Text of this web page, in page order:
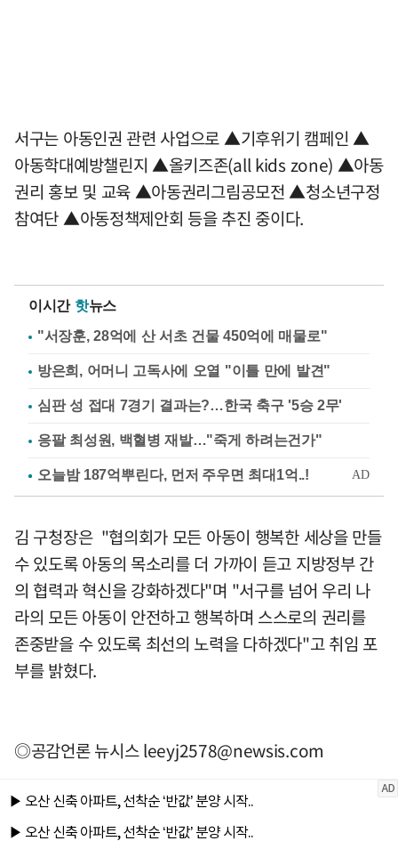
서구는 아동인권 관련 사업으로 ▲기후위기 캠페인 ▲
아동학대예방챌린지 ▲올키즈존(all kids zone) ▲아동
권리 홍보 및 교육 ▲아동권리그림공모전 ▲청소년구정
참여단 ▲아동정책제안회 등을 추진 중이다.
이시간 핫뉴스
"서장훈, 28억에 산 서초 건물 450억에 매물로"
방은희, 어머니 고독사에 오열 "이틀 만에 발견"
심판 성 접대 7경기 결과는?…한국 축구 '5승 2무'
응팔 최성원, 백혈병 재발…"죽게 하려는건가"
김 구청장은 "협의회가 모든 아동이 행복한 세상을 만들
수 있도록 아동의 목소리를 더 가까이 듣고 지방정부 간
의 협력과 혁신을 강화하겠다"며 "서구를 넘어 우리 나
라의 모든 아동이 안전하고 행복하며 스스로의 권리를
존중받을 수 있도록 최선의 노력을 다하겠다"고 취임 포
부를 밝혔다.
◎공감언론 뉴시스leeyj2578@newsis.com